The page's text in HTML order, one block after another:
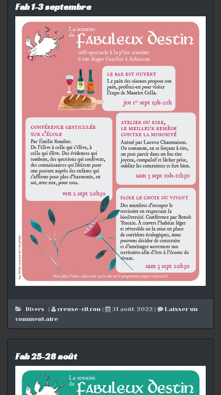
Fab 1-3 septembre
Divers | creuse-citron | 31 août 2022 |
Laisser un
commentaire
Fab 25-28 août